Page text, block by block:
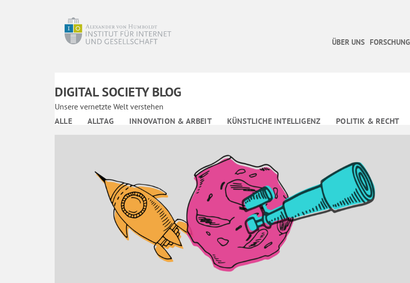
ÜBER UNS FORSCHUNG
DIGITAL SOCIETY BLOG
Unsere vernetzte Welt verstehen
ALLE
ALLTAG INNOVATION & ARBEIT KÜNSTLICHE INTELLIGENZ POLITIK & RECHT